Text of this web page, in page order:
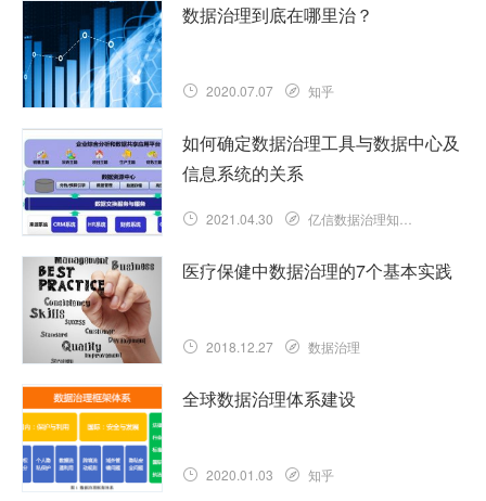
数据治理到底在哪里治？
2020.07.07 知乎
如何确定数据治理工具与数据中心及
信息系统的关系
2021.04.30 亿信数据治理知识库
医疗保健中数据治理的7个基本实践
2018.12.27 数据治理
全球数据治理体系建设
2020.01.03 知乎